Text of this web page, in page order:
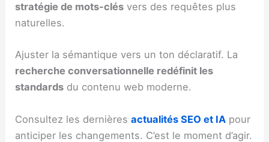
stratégie de mots-clés vers des requêtes plus
naturelles.
Ajuster la sémantique vers un ton déclaratif. La
recherche conversationnelle redéfinit les
standards du contenu web moderne.
Consultez les dernièresactualités SEO et IA pour
anticiper les changements. C’est le moment d’agir.